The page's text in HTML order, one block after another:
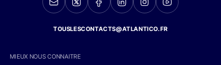
TOUSLESCONTACTS@ATLANTICO.FR
MIEUX NOUS CONNAITRE